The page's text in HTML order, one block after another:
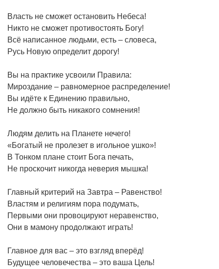
Власть не сможет остановить Небеса!
Никто не сможет противостоять Богу!
Всё написанное людьми, есть – словеса,
Русь Новую определит дорогу!
Вы на практике усвоили Правила:
Мироздание – равномерное распределение!
Вы идёте к Единению правильно,
Не должно быть никакого сомнения!
Людям делить на Планете нечего!
«Богатый не пролезет в игольное ушко»!
В Тонком плане стоит Бога печать,
Не проскочит никогда неверия мышка!
Главный критерий на Завтра – Равенство!
Властям и религиям пора подумать,
Первыми они провоцируют неравенство,
Они в мамону продолжают играть!
Главное для вас – это взгляд вперёд!
Будущее человечества – это ваша Цель!